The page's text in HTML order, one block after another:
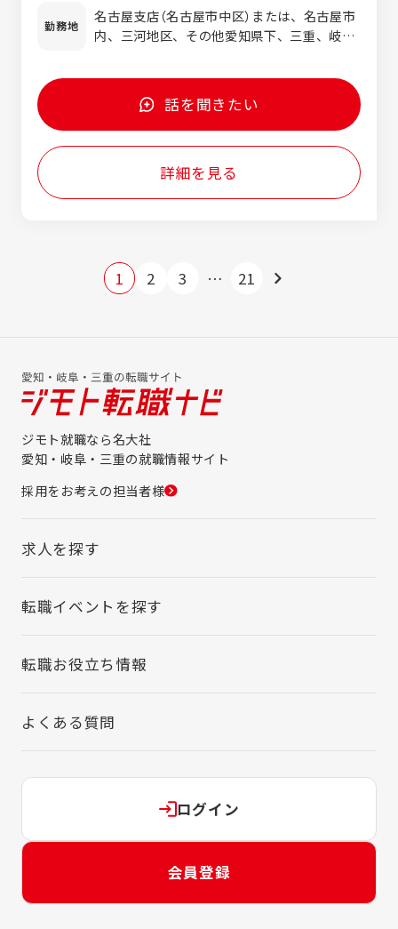
設備・治具の電気プログラム作成 ■PLC制御
設計 ※ラダー作成、電気・電子回路設計(デ
す。 【歓迎スキル】 GX-Works3・ラダー言
語・ST言語・FB・CR-8000・Design
Gateway・Design Force AutoCAD オシロ
スコープ マルチメータ ロジックアナライザ
電気回路設計の経験はあるが、別業種につい
ていてブランクがある方も大歓迎です。 ※ベ
勤務地
名古屋支店（名古屋市中区）または、名古屋市
内、三河地区、その他愛知県下、三重、岐阜
話を聞きたい
詳細を見る
1 2 3 … 21
ジモト就職なら名大社
愛知・岐阜・三重の就職情報サイト
採用をお考えの担当者様
求人を探す
転職イベントを探す
転職お役立ち情報
よくある質問
ログイン
会員登録